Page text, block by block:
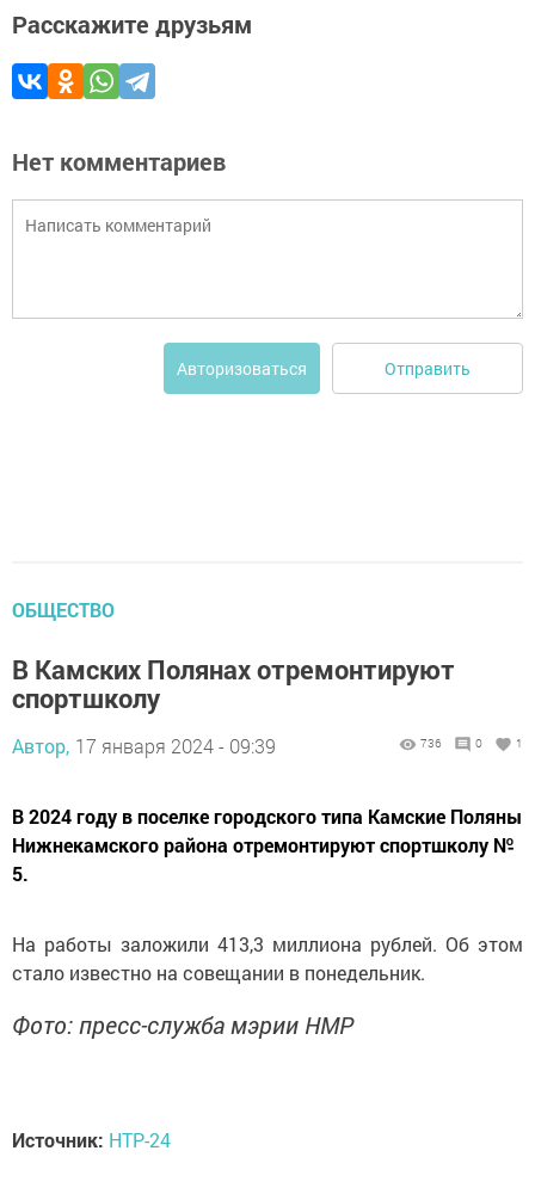
Расскажите друзьям
Нет комментариев
Авторизоваться Отправить
ОБЩЕСТВО
В Камских Полянах отремонтируют
спортшколу
Автор, 17 января 2024 - 09:39 736 0 1
В 2024 году в поселке городского типа Камские Поляны
Нижнекамского района отремонтируют спортшколу №
5.
На работы заложили 413,3 миллиона рублей. Об этом
стало известно на совещании в понедельник.
Фото: пресс-служба мэрии НМР
Источник: НТР-24